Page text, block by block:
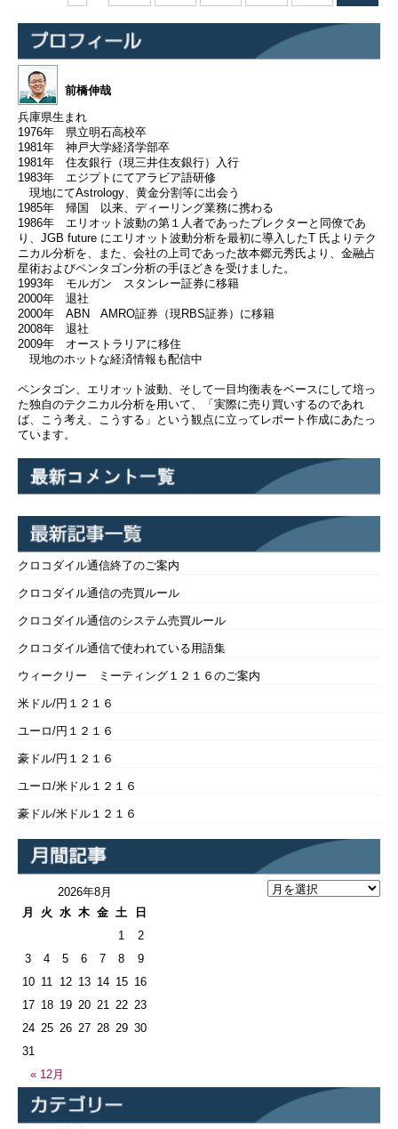
前橋伸哉
兵庫県生まれ
1976年 県立明石高校卒
1981年 神戸大学経済学部卒
1981年 住友銀行（現三井住友銀行）入行
1983年 エジプトにてアラビア語研修
現地にてAstrology、黄金分割等に出会う
1985年 帰国 以来、ディーリング業務に携わる
1986年 エリオット波動の第１人者であったプレクターと同僚であ
り、JGB future にエリオット波動分析を最初に導入したT 氏よりテク
ニカル分析を、また、会社の上司であった故本郷元秀氏より、金融占
星術およびペンタゴン分析の手ほどきを受けました。
1993年 モルガン スタンレー証券に移籍
2000年 退社
2000年 ABN AMRO証券（現RBS証券）に移籍
2008年 退社
2009年 オーストラリアに移住
現地のホットな経済情報も配信中
ペンタゴン、エリオット波動、そして一目均衡表をベースにして培っ
た独自のテクニカル分析を用いて、「実際に売り買いするのであれ
ば、こう考え、こうする」という観点に立ってレポート作成にあたっ
ています。
クロコダイル通信終了のご案内
クロコダイル通信の売買ルール
クロコダイル通信のシステム売買ルール
クロコダイル通信で使われている用語集
ウィークリー ミーティング１２１６のご案内
米ドル/円１２１６
ユーロ/円１２１６
豪ドル/円１２１６
ユーロ/米ドル１２１６
豪ドル/米ドル１２１６
2026年8月
月
火 水 木 金 土 日
« 12月
1
2
3
4 5 6 7 8
9
10 11 12 13 14 15 16
17 18 19 20 21 22 23
24 25 26 27 28 29 30
31